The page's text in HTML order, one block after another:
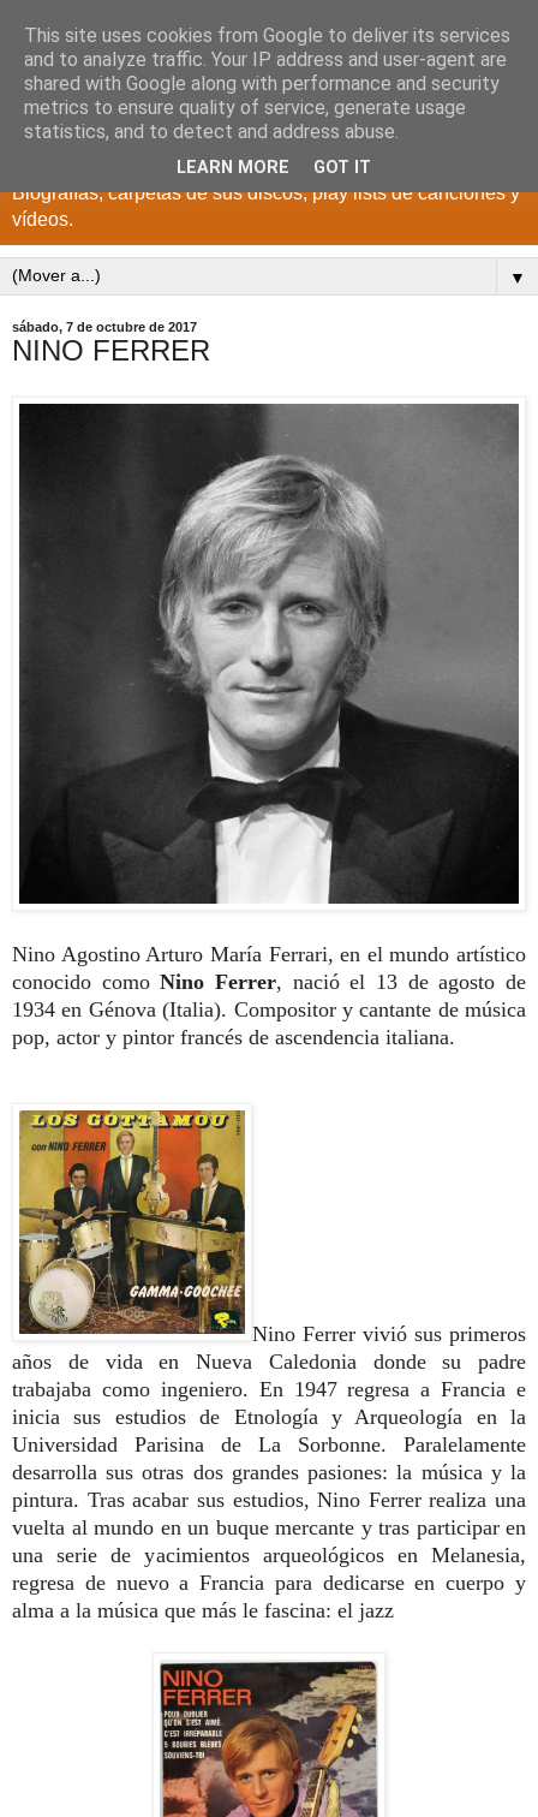
DISCOS PARA EL
RECUERDO
CANTANTES Y GRUPOS DE LOS AÑOS 1950 a 2022.
Biografías, carpetas de sus discos, play lists de canciones y
vídeos.
▼
sábado, 7 de octubre de 2017
NINO FERRER
Nino Agostino Arturo María Ferrari, en el mundo artístico
conocido comoNino Ferrer, nació el 13 de agosto de
1934 en Génova (Italia). Compositor y cantante de música
pop, actor y pintor francés de ascendencia italiana.
Nino Ferrer vivió sus primeros
años de vida en Nueva Caledonia donde su padre
trabajaba como ingeniero. En 1947 regresa a Francia e
inicia sus estudios de Etnología y Arqueología en la
Universidad Parisina de La Sorbonne. Paralelamente
desarrolla sus otras dos grandes pasiones: la música y la
pintura. Tras acabar sus estudios, Nino Ferrer realiza una
vuelta al mundo en un buque mercante y tras participar en
una serie de yacimientos arqueológicos en Melanesia,
regresa de nuevo a Francia para dedicarse en cuerpo y
alma a la música que más le fascina: el jazz
This site uses cookies from Google to deliver its services
and to analyze traffic. Your IP address and user-agent are
shared with Google along with performance and security
metrics to ensure quality of service, generate usage
statistics, and to detect and address abuse.
LEARN MORE GOT IT